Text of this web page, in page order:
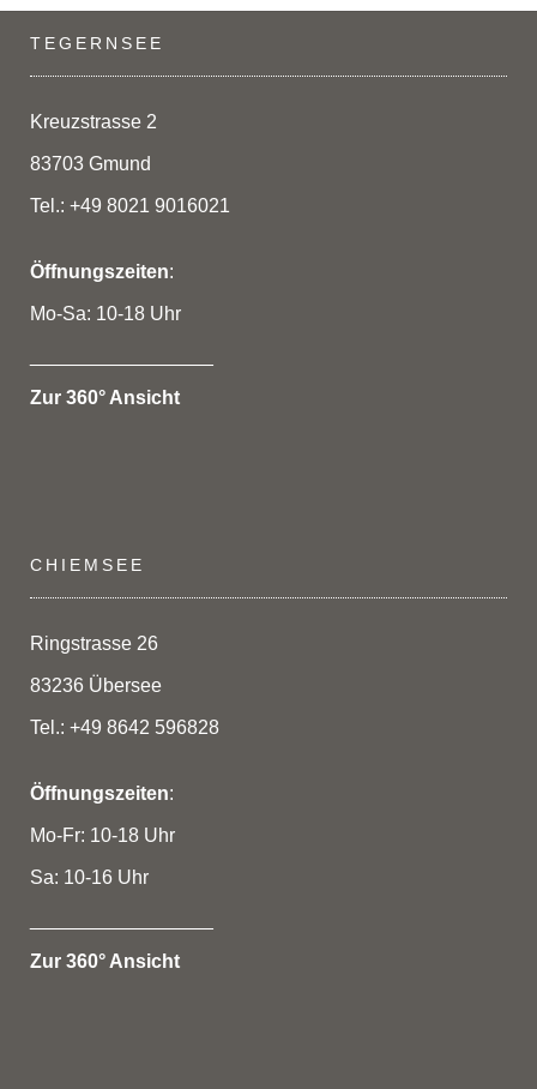
TEGERNSEE
Kreuzstrasse 2
83703 Gmund
Tel.: +49 8021 9016021
Öffnungszeiten:
Mo-Sa: 10-18 Uhr
Zur 360° Ansicht
CHIEMSEE
Ringstrasse 26
83236 Übersee
Tel.: +49 8642 596828
Öffnungszeiten:
Mo-Fr: 10-18 Uhr
Sa: 10-16 Uhr
Zur 360° Ansicht